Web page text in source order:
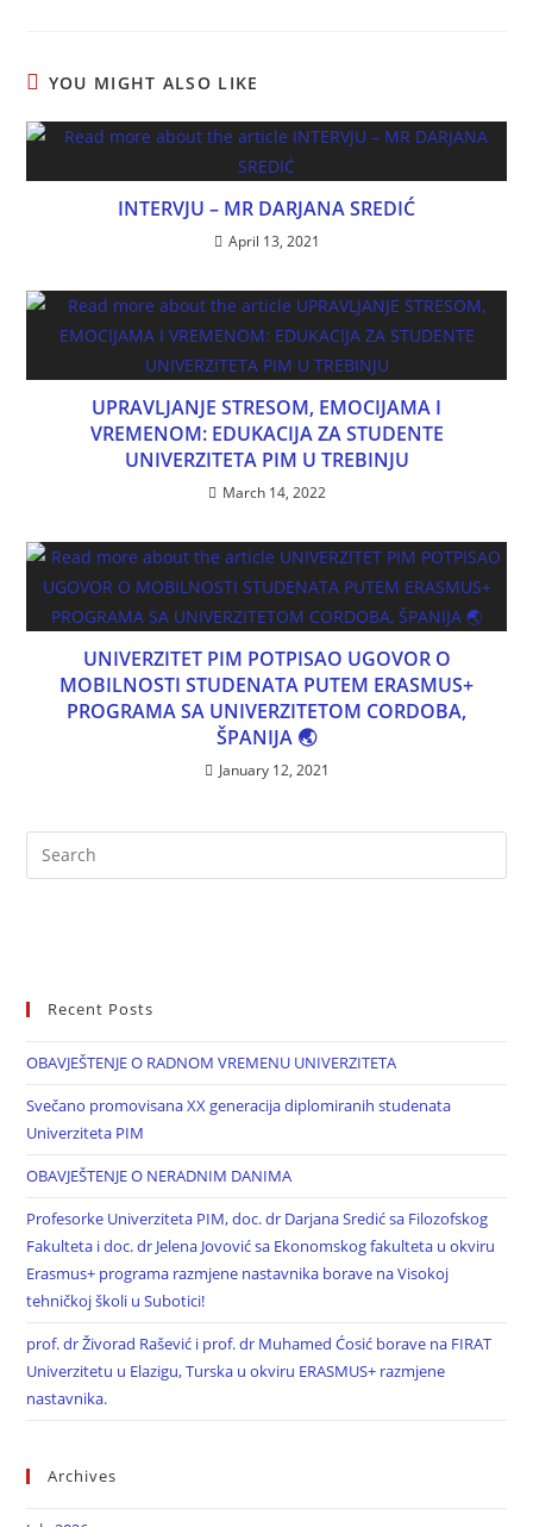
YOU MIGHT ALSO LIKE
INTERVJU – MR DARJANA SREDIĆ
April 13, 2021
UPRAVLJANJE STRESOM, EMOCIJAMA I
VREMENOM: EDUKACIJA ZA STUDENTE
UNIVERZITETA PIM U TREBINJU
March 14, 2022
UNIVERZITET PIM POTPISAO UGOVOR O
MOBILNOSTI STUDENATA PUTEM ERASMUS+
PROGRAMA SA UNIVERZITETOM CORDOBA,
ŠPANIJA 🌏
January 12, 2021
Recent Posts
OBAVJEŠTENJE O RADNOM VREMENU UNIVERZITETA
Svečano promovisana XX generacija diplomiranih studenata
Univerziteta PIM
OBAVJEŠTENJE O NERADNIM DANIMA
Profesorke Univerziteta PIM, doc. dr Darjana Sredić sa Filozofskog
Fakulteta i doc. dr Jelena Jovović sa Ekonomskog fakulteta u okviru
Erasmus+ programa razmjene nastavnika borave na Visokoj
tehničkoj školi u Subotici!
prof. dr Živorad Rašević i prof. dr Muhamed Ćosić borave na FIRAT
Univerzitetu u Elazigu, Turska u okviru ERASMUS+ razmjene
nastavnika.
Archives